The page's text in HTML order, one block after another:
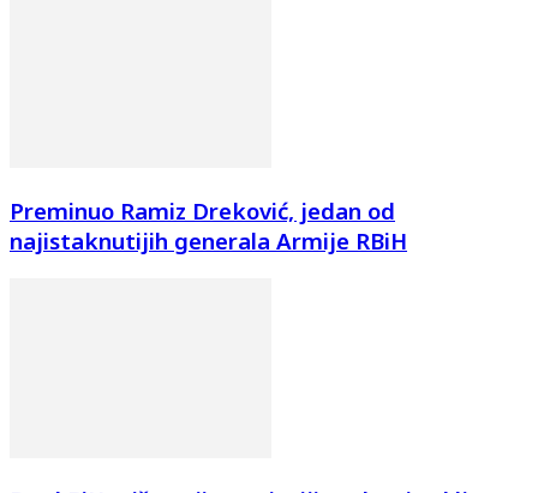
Preminuo Ramiz Dreković, jedan od
najistaknutijih generala Armije RBiH